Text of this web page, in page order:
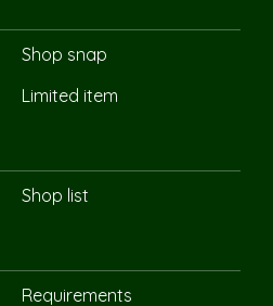
Shop snap
Limited item
Shop list
Requirements